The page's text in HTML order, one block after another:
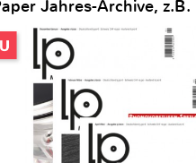
Jahres-Archive, z.B.